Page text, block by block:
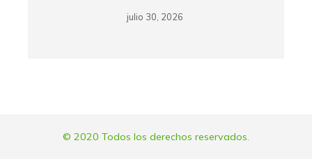
julio 30, 2026
© 2020 Todos los derechos reservados.